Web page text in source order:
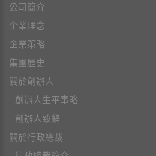
公司簡介
企業理念
企業策略
集團歷史
關於創辦人
創辦人生平事略
創辦人致辭
關於行政總裁